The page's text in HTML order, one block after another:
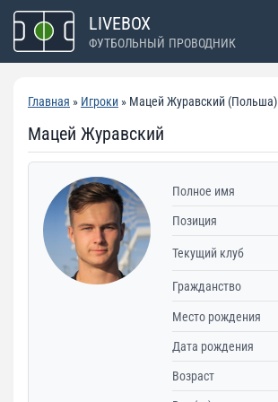
Перейти
содержимому
LIVEBOX
ФУТБОЛЬНЫЙ ПРОВОДНИК
Главная » Игроки » Мацей Журавский (Польша)
Мацей Журавский
Полное имя
Позиция
Текущий клуб
Гражданство
Место рождения
Дата рождения
Возраст